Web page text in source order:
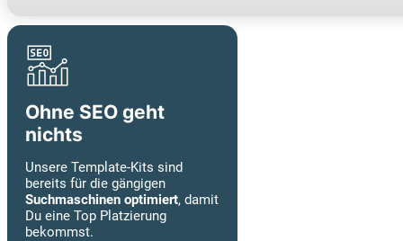
Ohne SEO geht
nichts
Unsere Template-Kits sind
bereits für die gängigen
Suchmaschinen optimiert, damit
Du eine Top Platzierung
bekommst.